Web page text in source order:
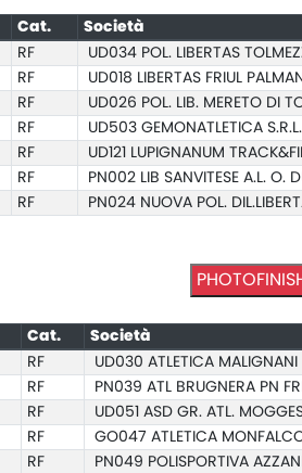
Cat. Società
RF UD034 POL. LIBERTAS
RF UD018 LIBERTAS FRIUL
RF UD026 POL. LIB. MERETO DI
RF UD503 GEMONATLETICA
RF UD121 LUPIGNANUM
RF PN002 LIB SANVITESE A.L. O.
RF PN024 NUOVA POL.
Cat. Società
RF UD030 ATLETICA MALIGNANI
RF PN039 ATL BRUGNERA PN
RF UD051 ASD GR. ATL.
RF GO047 ATLETICA
RF PN049 POLISPORTIVA